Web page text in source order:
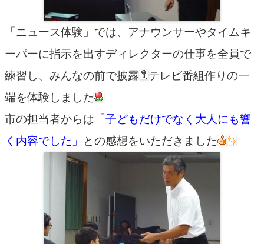
「ニュース体験」では、アナウンサーやタイムキ
ーパーに指示を出すディレクターの仕事を全員で
練習し、みんなの前で披露
テレビ番組作りの一
端を体験しました
市の担当者からは 「子どもだけでなく大人にも響
く内容でした」
との感想をいただきました